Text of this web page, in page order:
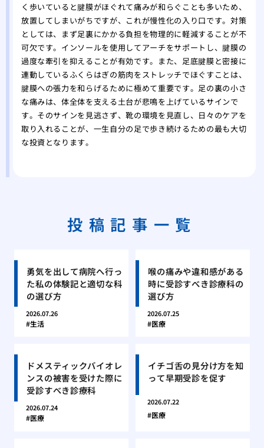
く歩いていると腱膜がほぐれて痛みが和らぐことも多いため、
放置してしまいがちですが、これが慢性化の入り口です。対策
としては、まず足裏にかかる負担を物理的に軽減することが不
可欠です。インソールを使用してアーチをサポートし、腱膜の
過度な牽引を抑えることが有効です。また、足底腱膜と密接に
連動しているふくらはぎの筋肉をストレッチでほぐすことは、
腱膜への張力を和らげるために極めて重要です。足の裏の小さ
な痛みは、体全体を支える土台が悲鳴を上げているサインで
す。そのサインを見逃さず、靴の環境を見直し、日々のケアを
取り入れることが、一生自分の足で歩き続けるための最も大切
な投資となります。
投稿記事一覧
勇気を出して病院へ行っ
た私の体験記と適切な科
の選び方
2026.07.26
生活
喉の痛みや違和感がある
時に受診すべき診療科の
選び方
2026.07.25
医療
ドメスティックバイオレ
ンスの被害を受けた際に
受診すべき診療科
2026.07.24
医療
イチゴ舌の見分け方を知
って早期受診を促す
2026.07.22
医療